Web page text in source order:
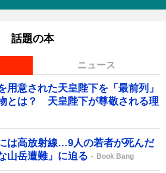
話題の本
ニュース
用意された天皇陛下を「最前列」
とは？ 天皇陛下が尊敬される理
は高放射線…9人の若者が死んだ
山岳遭難」に迫る
Book Bang